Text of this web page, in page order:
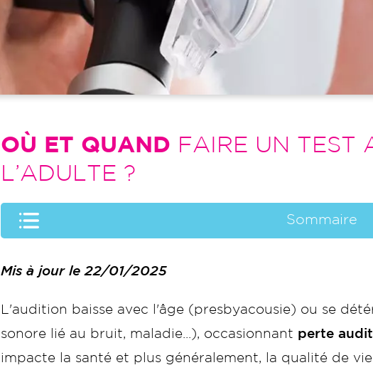
OÙ ET QUAND FAIRE UN TEST
L’ADULTE ?
Sommaire
Mis à jour le 22/01/2025
L'audition baisse avec l'âge (presbyacousie) ou se
sonore lié au bruit, maladie...), occasionnant perte
impacte la santé et plus généralement, la qualité de